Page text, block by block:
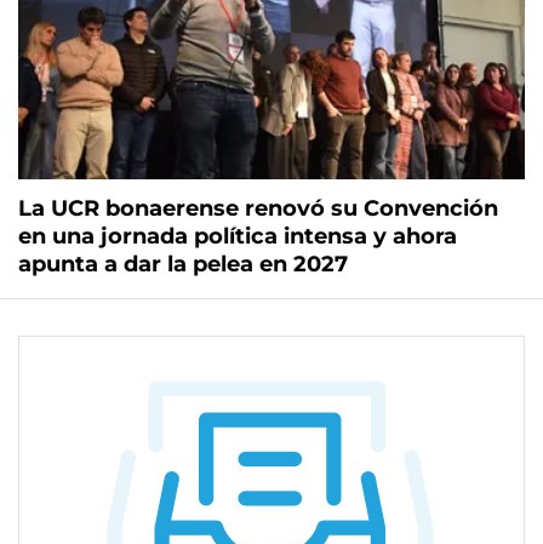
La UCR bonaerense renovó su Convención
en una jornada política intensa y ahora
apunta a dar la pelea en 2027